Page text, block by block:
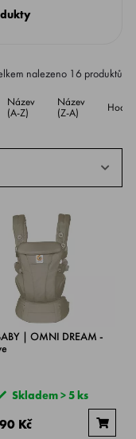
™ Mesh
nalezeno 16 produktů
Název
(A-Z)
Název
(Z-A)
| OMNI DREAM -
Skladem > 5 ks
Kč